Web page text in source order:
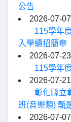
公告
2026-07-07
115學年
入學續招簡章
2026-07-23
115學年
2026-07-21
彰化縣立
班(音樂類) 甄
2026-07-07